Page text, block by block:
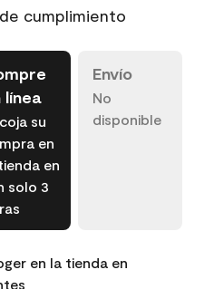
cumplimiento
línea
su
en
en
solo 3
Envío
No
disponible
en la tienda en